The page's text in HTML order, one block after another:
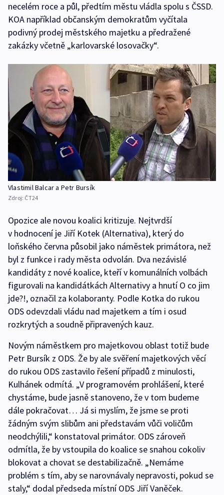
necelém roce a půl, předtím městu vládla spolu s ČSSD.
KOA například občanským demokratům vyčítala
podivný prodej městského majetku a předražené
zakázky včetně „karlovarské losovačky“.
Vlastimil Balcar a Petr Bursík
Zdroj: ČT24
Opozice ale novou koalici kritizuje. Nejtvrdší
v hodnocení je Jiří Kotek (Alternativa), který do
loňského června působil jako náměstek primátora, než
byl z funkce i rady města odvolán. Dva nezávislé
kandidáty z nové koalice, kteří v komunálních volbách
figurovali na kandidátkách Alternativy a hnutí O co jim
jde?!, označil za kolaboranty. Podle Kotka do rukou
ODS odevzdali vládu nad majetkem a tím i osud
rozkrytých a soudně připravených kauz.
Novým náměstkem pro majetkovou oblast totiž bude
Petr Bursík z ODS. Že by ale svěření majetkových věcí
do rukou ODS zastavilo řešení případů z minulosti,
Kulhánek odmítá. „V programovém prohlášení, které
chystáme, bude jasně stanoveno, že v tom budeme
dále pokračovat… Já si myslím, že jsme se proti
žádným svým slibům ani představám vůči voličům
neodchýlili,“ konstatoval primátor. ODS zároveň
odmítla, že by vstoupila do koalice se snahou cokoliv
blokovat a chovat se destabilizačně. „Nemáme
problém s tím, aby se narovnávaly nepravosti, pokud se
staly,“ dodal předseda místní ODS Jiří Vaněček.